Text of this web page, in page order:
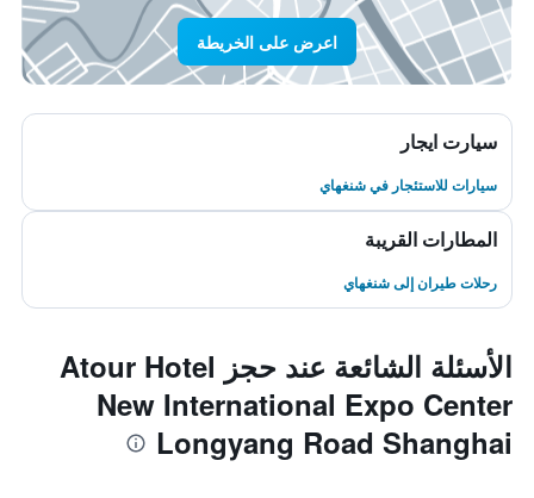
اعرض على الخريطة
سيارت ايجار
سيارات للاستئجار في شنغهاي
المطارات القريبة
رحلات طيران إلى شنغهاي
الأسئلة الشائعة عند حجز Atour Hotel
New International Expo Center
Longyang Road Shanghai